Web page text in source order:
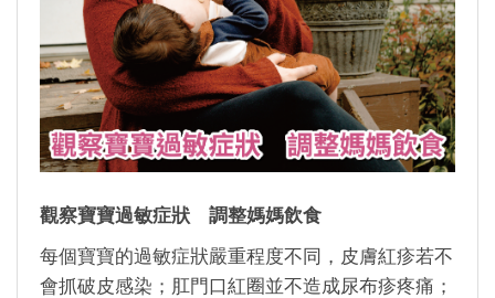
觀察寶寶過敏症狀 調整媽媽飲食
每個寶寶的過敏症狀嚴重程度不同，皮膚紅疹若不
會抓破皮感染；肛門口紅圈並不造成尿布疹疼痛；